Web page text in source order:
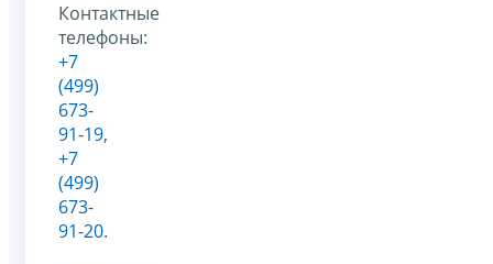
Контактные
телефоны:
+7
(499)
673-
91-19,
+7
(499)
673-
91-20.